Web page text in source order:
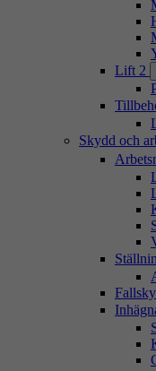
Lift 2
Skydd och